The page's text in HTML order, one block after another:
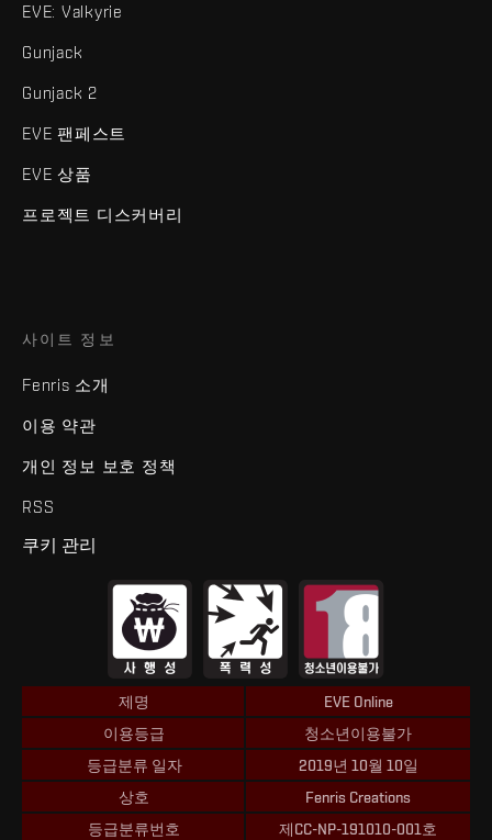
EVE: Valkyrie
Gunjack
Gunjack 2
EVE 팬페스트
EVE 상품
프로젝트 디스커버리
사이트 정보
Fenris 소개
이용 약관
개인 정보 보호 정책
RSS
쿠키 관리
제명
EVE Online
이용등급
청소년이용불가
등급분류 일자
2019년 10월 10일
상호
Fenris Creations
등급분류번호
제CC-NP-191010-001호